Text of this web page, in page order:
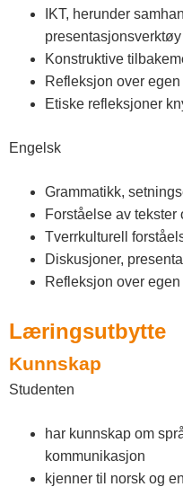
IKT, herunder
presentasjonsverktøy
Konstruktive
Refleksjon over
Etiske refleksjoner
Engelsk
Grammatikk,
Forståelse av
Tverrkulturell
Diskusjoner,
Refleksjon over
Læringsutbytte
Kunnskap
Studenten
har kunnskap om
kommunikasjon
kjenner til norsk og